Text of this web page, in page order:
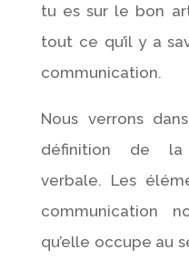
tu es sur le bon
tout ce qu’il y a
communication.
Nous verrons
définition de la
verbale. Les
communication
qu’elle occupe au